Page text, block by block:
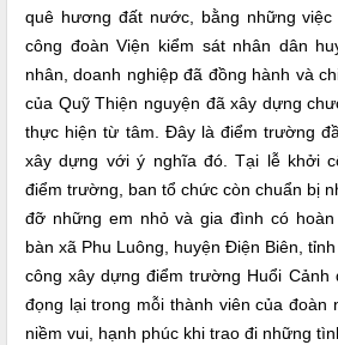
quê hương đất nước, bằng những
công đoàn Viện kiểm sát nhân dân
nhân, doanh nghiệp đã đồng hành và
của Quỹ Thiện nguyện đã xây dựng
thực hiện từ tâm. Đây là điểm trường
xây dựng với ý nghĩa đó. Tại lễ khởi
điểm trường, ban tổ chức còn chuẩn bị
đỡ những em nhỏ và gia đình có
bàn xã Phu Luông, huyện Điện Biên,
công xây dựng điểm trường Huổi Cảnh
đọng lại trong mỗi thành viên của đoàn
niềm vui, hạnh phúc khi trao đi những